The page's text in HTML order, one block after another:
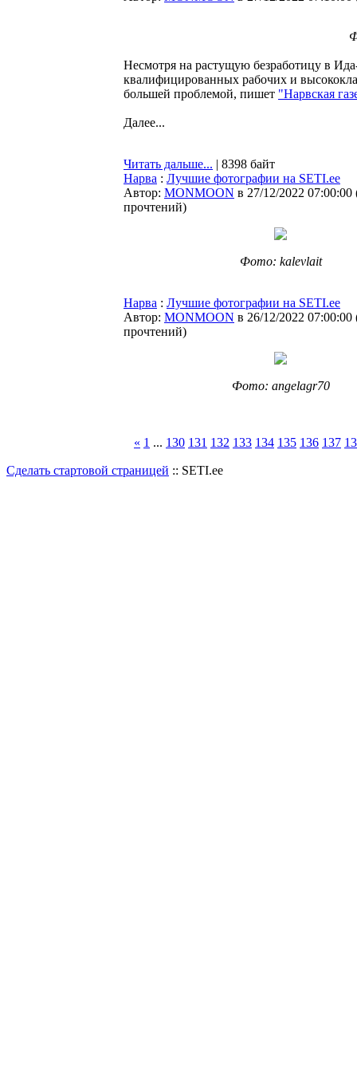
Несмотря на растущую безработицу в
квалифицированных рабочих и
большей проблемой, пишет "Нарвская
Далее...
Читать дальше... | 8398 байт
Нарва : Лучшие фотографии на SETI.ee
Автор: MONMOON в 27/12/2022 07:00:00
прочтений)
Фото: kalevlait
Нарва : Лучшие фотографии на SETI.ee
Автор: MONMOON в 26/12/2022 07:00:00
прочтений)
Фото: angelagr70
« 1 ... 130 131 132 133 134 135 136 137
Сделать стартовой страницей :: SETI.ee